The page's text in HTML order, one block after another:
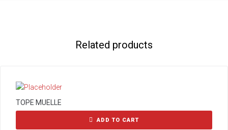
Related products
TOPE MUELLE
ADD TO CART